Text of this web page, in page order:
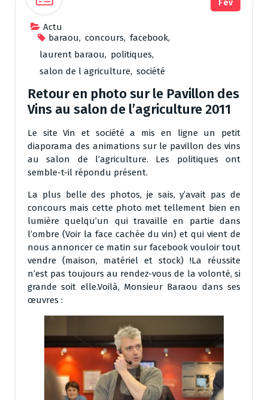
Actu
baraou, concours, facebook,
laurent baraou, politiques,
salon de l agriculture, société
Fév
Retour en photo sur le Pavillon des
Vins au salon de l’agriculture 2011
Le site Vin et société a mis en ligne un petit
diaporama des animations sur le pavillon des vins
au salon de l’agriculture. Les politiques ont
semble-t-il répondu présent.
La plus belle des photos, je sais, y’avait pas de
concours mais cette photo met tellement bien en
lumière quelqu’un qui travaille en partie dans
l’ombre (Voir la face cachée du vin) et qui vient de
nous annoncer ce matin sur facebook vouloir tout
vendre (maison, matériel et stock) !La réussite
n’est pas toujours au rendez-vous de la volonté, si
grande soit elle.Voilà, Monsieur Baraou dans ses
œuvres :